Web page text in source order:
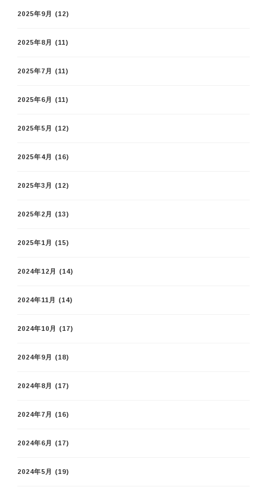
2025年9月 (12)
2025年8月 (11)
2025年7月 (11)
2025年6月 (11)
2025年5月 (12)
2025年4月 (16)
2025年3月 (12)
2025年2月 (13)
2025年1月 (15)
2024年12月 (14)
2024年11月 (14)
2024年10月 (17)
2024年9月 (18)
2024年8月 (17)
2024年7月 (16)
2024年6月 (17)
2024年5月 (19)